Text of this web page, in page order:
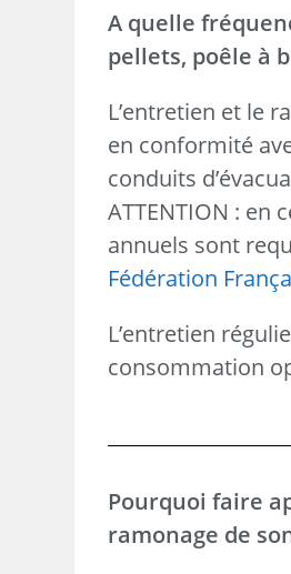
A quelle
pellets, poêle à
L’entretien et le
en conformité
conduits
ATTENTION : en
annuels sont
Fédération
L’entretien
consommation
Pourquoi faire
ramonage de